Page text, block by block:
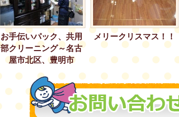
お手伝いパック、共用
部クリーニング～名古
屋市北区、豊明市
メリークリスマス！！